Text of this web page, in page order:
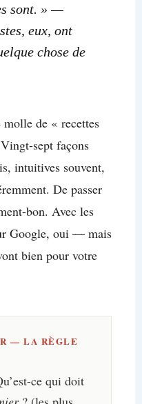
sont. » —
eux, ont
chose de
molle de « recettes
sept façons
intuitives souvent,
De passer
bon. Avec les
Google, oui — mais
bien pour votre
— LA RÈGLE
ce qui doit